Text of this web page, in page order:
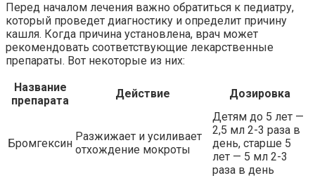
Перед началом лечения важно обратиться к педиатру,
который проведет диагностику и определит причину
кашля. Когда причина установлена, врач может
рекомендовать соответствующие лекарственные
препараты. Вот некоторые из них:
Название
препарата
Действие Дозировка
Бромгексин
Разжижает и усиливает
отхождение мокроты
Детям до 5 лет —
2,5 мл 2-3 раза в
день, старше 5
лет — 5 мл 2-3
раза в день